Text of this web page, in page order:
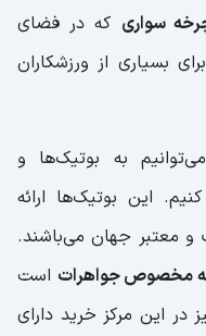
سواری که در فضای
بسیاری از ورزشکاران
به بوتیک‌ها و
این بوتیک‌ها ارائه
و معتبر جهان می‌باشند.
که مخصوص جواهرات است
در این مرکز خرید دارای